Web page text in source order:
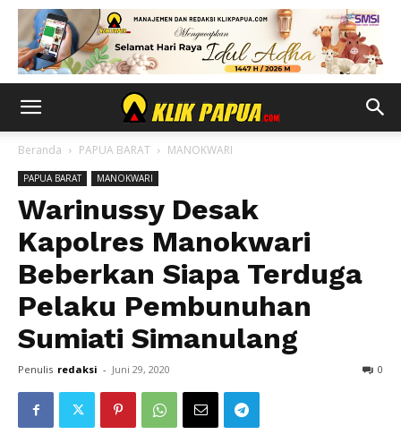
Beranda PAPUA BARAT MANOKWARI
PAPUA BARAT MANOKWARI
Warinussy Desak
Kapolres Manokwari
Beberkan Siapa Terduga
Pelaku Pembunuhan
Sumiati Simanulang
Penulis redaksi - Juni 29, 2020 0